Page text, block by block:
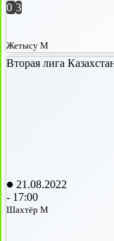
0 3
Жетысу М
Вторая лига
21.08.2022
- 17:00
Шахтёр М